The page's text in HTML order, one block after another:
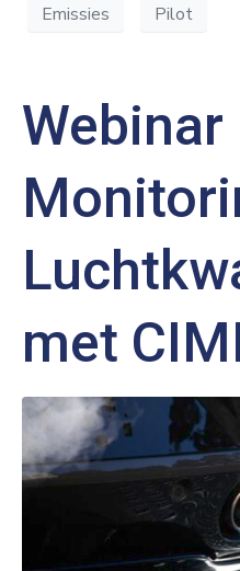
Emissies Pilot
Webinar
met